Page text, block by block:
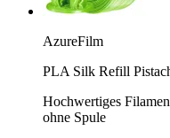
AzureFilm
PLA Silk Refill
Hochwertiges
ohne Spule